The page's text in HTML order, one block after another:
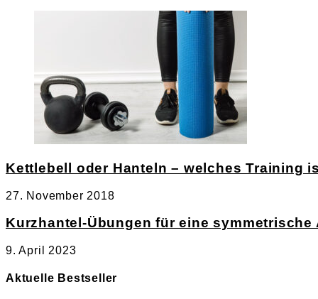
Kettlebell oder Hanteln – welches Training
27. November 2018
Kurzhantel-Übungen für eine
9. April 2023
Aktuelle Bestseller